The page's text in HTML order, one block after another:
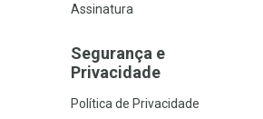
Assinatura
Segurança e
Privacidade
Política de Privacidade